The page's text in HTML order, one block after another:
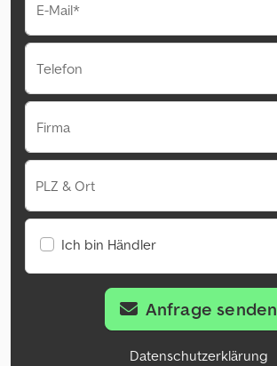
E-Mail*
Telefon
Firma
PLZ & Ort
Ich bin Händler
Anfrage senden
Datenschutzerklärung